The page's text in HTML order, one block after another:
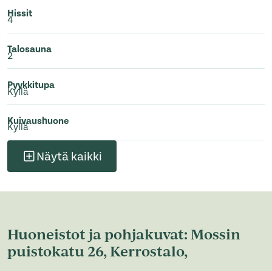
Hissit
4
Talosauna
2
Pyykkitupa
Kyllä
Kuivaushuone
Kyllä
Näytä kaikki
Huoneistot ja pohjakuvat: Mossin
puistokatu 26, Kerrostalo,